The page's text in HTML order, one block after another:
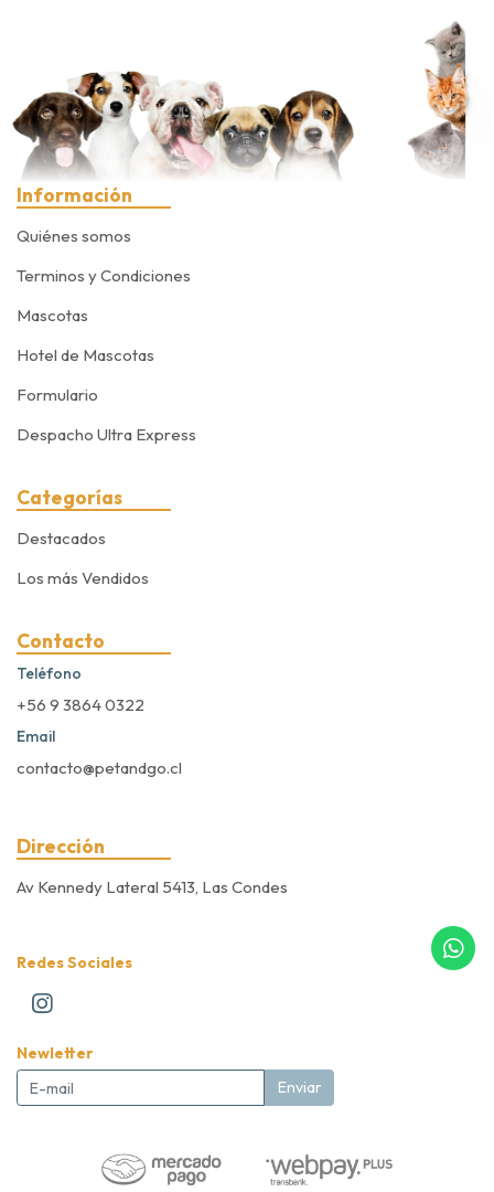
Información
Quiénes somos
Terminos y Condiciones
Mascotas
Hotel de Mascotas
Formulario
Despacho Ultra Express
Categorías
Destacados
Los más Vendidos
Contacto
Teléfono
+56 9 3864 0322
Email
contacto@petandgo.cl
Dirección
Av Kennedy Lateral 5413, Las Condes
Redes Sociales
Newletter
Enviar